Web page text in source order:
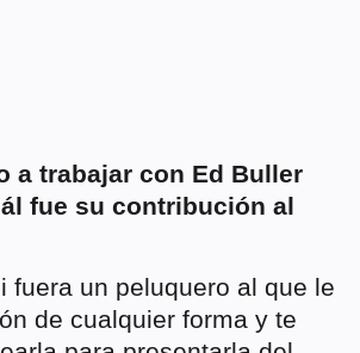
a trabajar con Ed Buller
fue su contribución al
fuera un peluquero al que le
de cualquier forma y te